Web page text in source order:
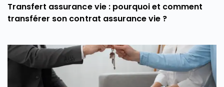
Transfert assurance vie : pourquoi et comment
transférer son contrat assurance vie ?